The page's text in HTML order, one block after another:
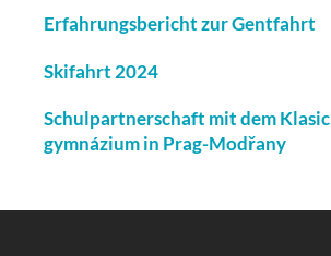
Erfahrungsbericht zur Gentfahrt
Skifahrt 2024
Schulpartnerschaft mit dem
gymnázium in Prag-Modřany